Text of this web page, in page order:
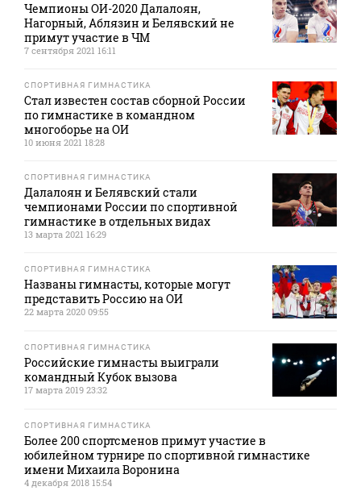
Чемпионы ОИ-2020 Далалоян,
Нагорный, Аблязин и Белявский не
примут участие в ЧМ
7 сентября 2021 16:11
СПОРТИВНАЯ ГИМНАСТИКА
Стал известен состав сборной России
по гимнастике в командном
многоборье на ОИ
10 июня 2021 18:28
СПОРТИВНАЯ ГИМНАСТИКА
Далалоян и Белявский стали
чемпионами России по спортивной
гимнастике в отдельных видах
13 марта 2021 16:29
СПОРТИВНАЯ ГИМНАСТИКА
Названы гимнасты, которые могут
представить Россию на ОИ
22 марта 2020 09:55
СПОРТИВНАЯ ГИМНАСТИКА
Российские гимнасты выиграли
командный Кубок вызова
17 марта 2019 23:32
СПОРТИВНАЯ ГИМНАСТИКА
Более 200 спортсменов примут участие в
юбилейном турнире по спортивной гимнастике
имени Михаила Воронина
4 декабря 2018 15:54